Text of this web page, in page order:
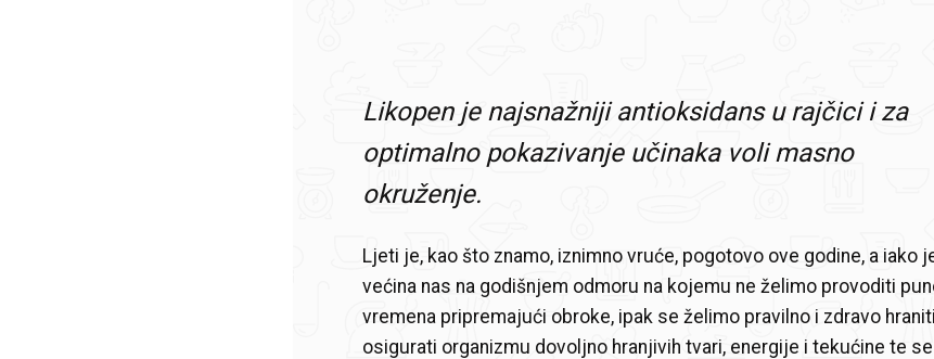
Likopen je najsnažniji antioksidans u rajčici i za
optimalno pokazivanje učinaka voli masno
okruženje.
Ljeti je, kao što znamo, iznimno vruće, pogotovo ove godine, a iako
većina nas na godišnjem odmoru na kojemu ne želimo provoditi
vremena pripremajući obroke, ipak se želimo pravilno i zdravo
osigurati organizmu dovoljno hranjivih tvari, energije i tekućine te se